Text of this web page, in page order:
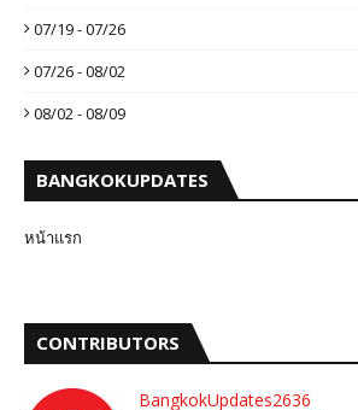
07/19 - 07/26
07/26 - 08/02
08/02 - 08/09
BANGKOKUPDATES
หน้าแรก
CONTRIBUTORS
BangkokUpdates2636